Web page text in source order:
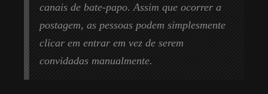
canais de bate-papo. Assim que ocorrer a
postagem, as pessoas podem simplesmente
clicar em entrar em vez de serem
convidadas manualmente.